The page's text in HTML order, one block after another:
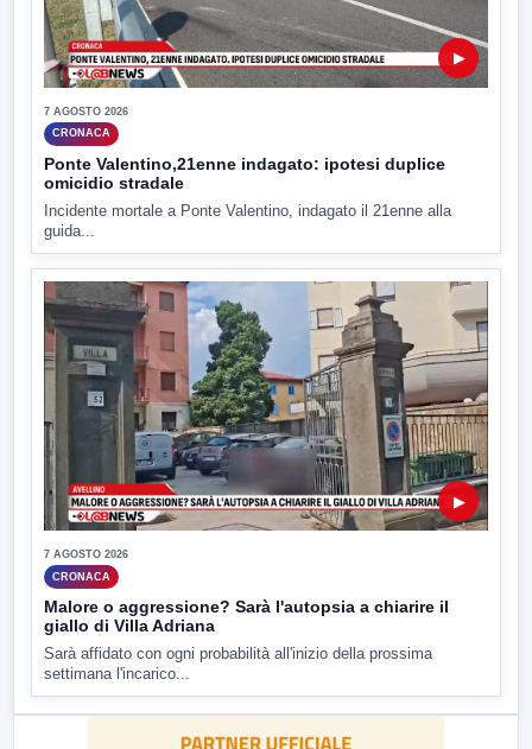
▶
7 AGOSTO 2026
CRONACA
Ponte Valentino,21enne indagato: ipotesi duplice
omicidio stradale
Incidente mortale a Ponte Valentino, indagato il 21enne alla
guida...
▶
7 AGOSTO 2026
CRONACA
Malore o aggressione? Sarà l'autopsia a chiarire il
giallo di Villa Adriana
Sarà affidato con ogni probabilità all'inizio della prossima
settimana l'incarico...